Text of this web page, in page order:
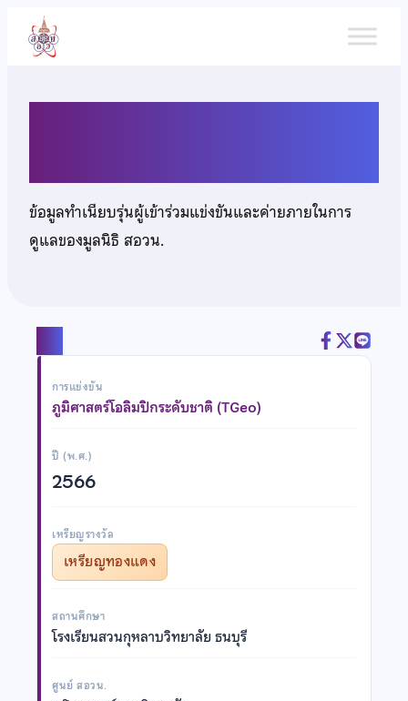
เนื้อหา
ข้อมูลทำเนียบรุ่นผู้เข้าร่วมแข่งขันและค่ายภายในการ
ดูแลของมูลนิธิ สอวน.
การแข่งขัน
ภูมิศาสตร์โอลิมปิกระดับชาติ (TGeo)
ปี (พ.ศ.)
2566
เหรียญรางวัล
เหรียญทองแดง
สถานศึกษา
โรงเรียนสวนกุหลาบวิทยาลัย ธนบุรี
ศูนย์ สอวน.